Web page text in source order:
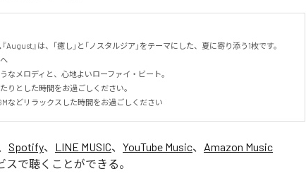
』は、「癒し」と「ノスタルジア」をテーマにした、夏に寄り添う1枚です。
なメロディと、心地よいローファイ・ビート。
りとした時間をお過ごしください。
などリラックスした時間をお過ごしください
Spotify、 LINE MUSIC、 YouTube Music、 Amazon Music
で聴くことができる。